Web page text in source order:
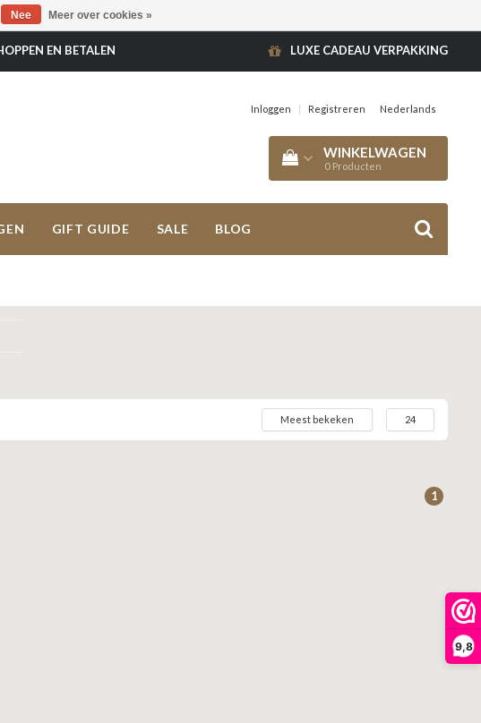
9,8
EN BETALEN LUXE CADEAU VERPAKKING
Inloggen | Registreren Nederlands
WINKELWAGEN
0 Producten
GIFT GUIDE SALE BLOG
Meest bekeken 24
1
Nee Meer over cookies »